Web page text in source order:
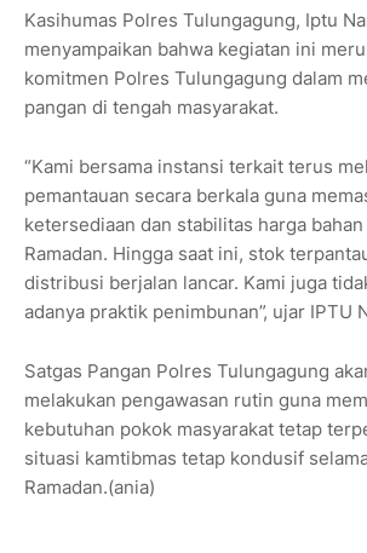
Kasihumas Polres Tulungagung, Iptu
menyampaikan bahwa kegiatan ini
komitmen Polres Tulungagung dalam
pangan di tengah masyarakat.
“Kami bersama instansi terkait terus
pemantauan secara berkala guna
ketersediaan dan stabilitas harga
Ramadan. Hingga saat ini, stok
distribusi berjalan lancar. Kami juga
adanya praktik penimbunan”, ujar IPTU
Satgas Pangan Polres Tulungagung
melakukan pengawasan rutin guna
kebutuhan pokok masyarakat tetap
situasi kamtibmas tetap kondusif
Ramadan.(ania)